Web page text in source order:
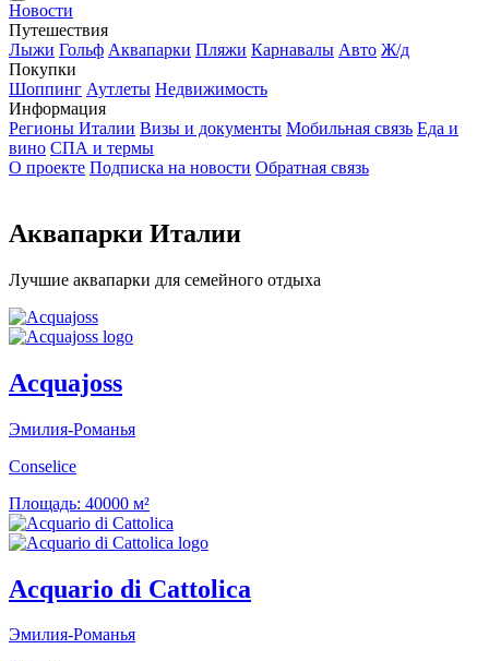
Новости
Путешествия
Лыжи Гольф Аквапарки Пляжи Карнавалы Авто Ж/д
Покупки
Шоппинг Аутлеты Недвижимость
Информация
Регионы Италии Визы и документы Мобильная связь Еда и
вино СПА и термы
О проекте Подписка на новости Обратная связь
Аквапарки Италии
Лучшие аквапарки для семейного отдыха
Acquajoss
Эмилия-Романья
Conselice
Площадь: 40000 м²
Acquario di Cattolica
Эмилия-Романья